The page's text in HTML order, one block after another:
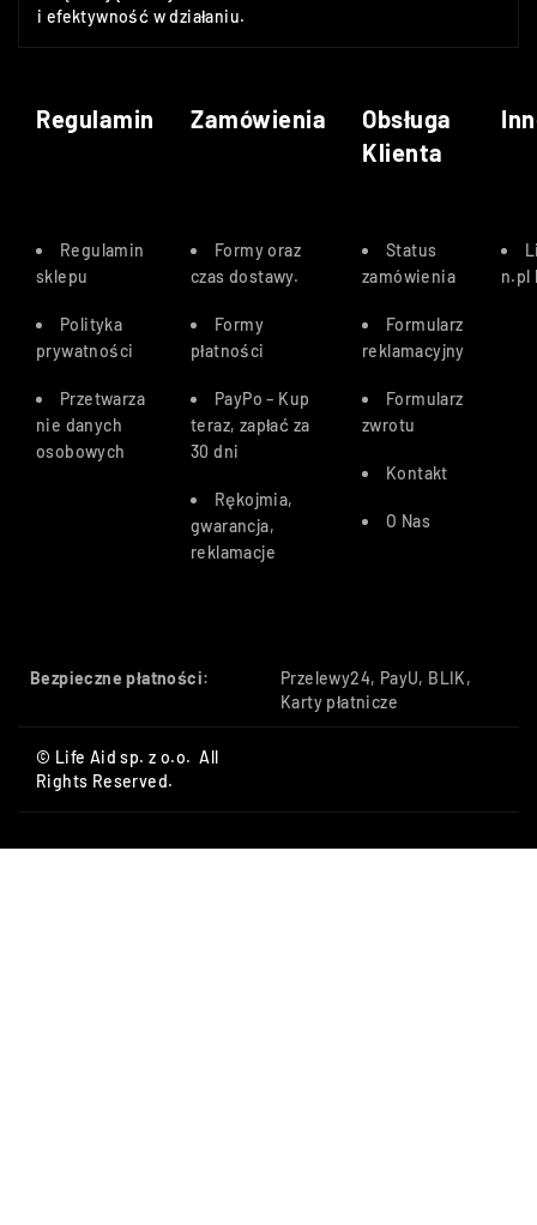
i efektywność w działaniu.
Regulamin Zamówienia
Obsługa
Klienta
Regulamin
sklepu
Polityka
prywatności
Przetwarza
nie danych
osobowych
Formy oraz
czas dostawy.
Formy
płatności
PayPo – Kup
teraz, zapłać za
30 dni
Rękojmia,
gwarancja,
reklamacje
Status
zamówienia
Formularz
reklamacyjny
Formularz
zwrotu
Kontakt
O Nas
n.pl
Bezpieczne płatności:
Przelewy24, PayU, BLIK,
Karty płatnicze
© Life Aid sp. z o.o. All
Rights Reserved.